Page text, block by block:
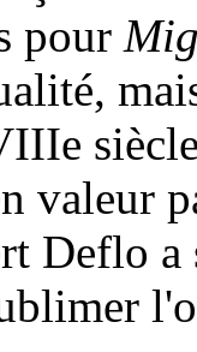
pour
valeur
Deflo